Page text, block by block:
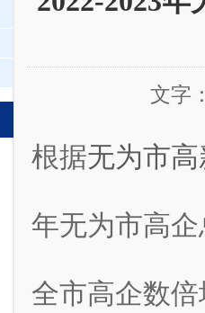
文字
根据无为市
年无为市高
全市高企数